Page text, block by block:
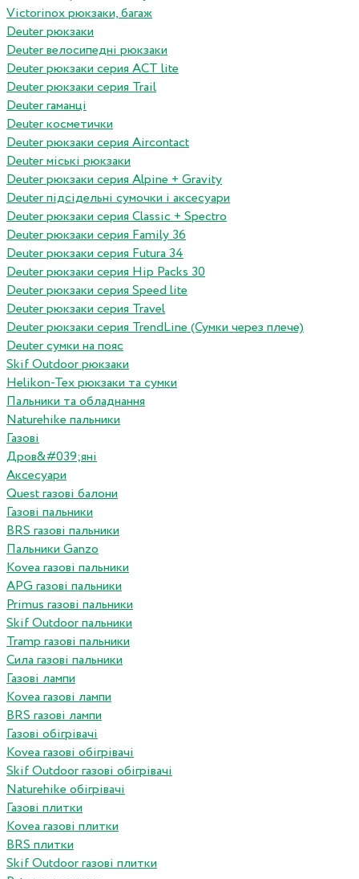
Victorinox рюкзаки, багаж
Deuter рюкзаки
Deuter велосипедні рюкзаки
Deuter рюкзаки серия ACT lite
Deuter рюкзаки серия Trail
Deuter гаманці
Deuter косметички
Deuter рюкзаки серия Aircontact
Deuter міські рюкзаки
Deuter рюкзаки серия Alpine + Gravity
Deuter підсідельні сумочки і аксесуари
Deuter рюкзаки серия Classic + Spectro
Deuter рюкзаки серия Family 36
Deuter рюкзаки серия Futura 34
Deuter рюкзаки серия Hip Packs 30
Deuter рюкзаки серия Speed lite
Deuter рюкзаки серия Travel
Deuter рюкзаки серия TrendLine (Сумки через плече)
Deuter сумки на пояс
Skif Outdoor рюкзаки
Helikon-Tex рюкзаки та сумки
Пальники та обладнання
Naturehike пальники
Газові
Дров&#039;яні
Аксесуари
Quest газові балони
Газові пальники
BRS газові пальники
Пальники Ganzo
Kovea газові пальники
APG газові пальники
Primus газові пальники
Skif Outdoor пальники
Tramp газові пальники
Сила газові пальники
Газові лампи
Kovea газові лампи
BRS газові лампи
Газові обігрівачі
Kovea газові обігрівачі
Skif Outdoor газові обігрівачі
Naturehike обігрівачі
Газові плитки
Kovea газові плитки
BRS плитки
Skif Outdoor газові плитки